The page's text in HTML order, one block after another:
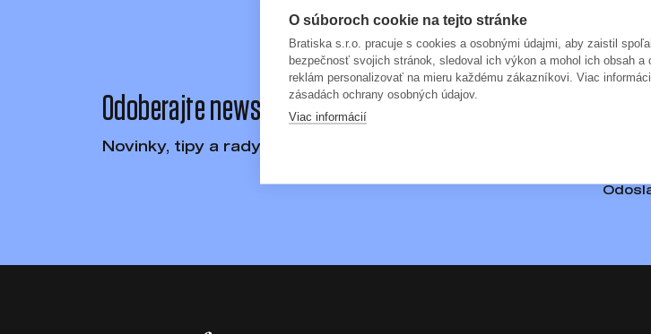
Odoberajte newsletter
Novinky, tipy a rady priamo na Váš e-mail
O súboroch cookie na tejto stránke
Bratiska s.r.o. pracuje s cookies a osobnými údajmi, aby zaistil
bezpečnosť svojich stránok, sledoval ich výkon a mohol ich obsah a
reklám personalizovať na mieru každému zákazníkovi. Viac
zásadách ochrany osobných údajov.
Viac informácií